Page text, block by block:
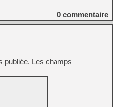
0 commentaire
publiée. Les champs